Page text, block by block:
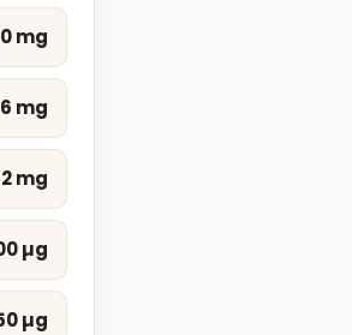
mg
6 mg
2 mg
µg
µg